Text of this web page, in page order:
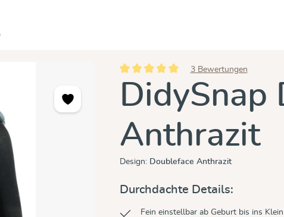
Durchschnittliche Bewertung von 5 von 5
3 Bewertungen
DidySnap
Anthrazit
Design: Doubleface Anthrazit
Durchdachte Details:
Fein einstellbar ab Geburt bis ins